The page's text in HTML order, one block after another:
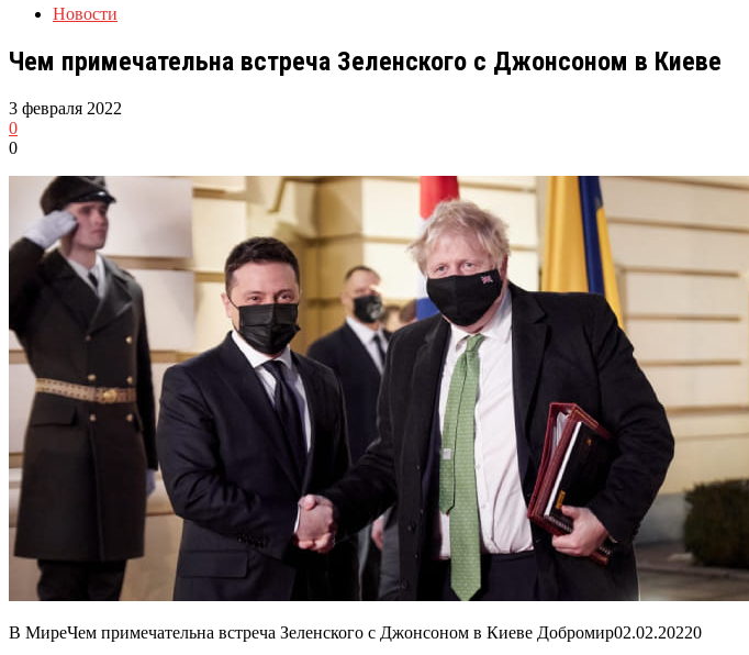
Новости
Чем примечательна встреча Зеленского с Джонсоном в Киеве
3 февраля 2022
0
0
В МиреЧем примечательна встреча Зеленского с Джонсоном в Киеве Добромир02.02.20220